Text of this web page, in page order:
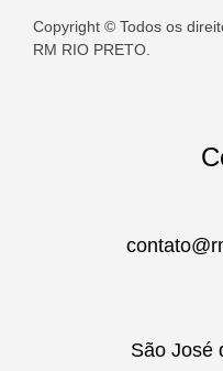
Copyright © Todos os
RM RIO PRETO.
São José